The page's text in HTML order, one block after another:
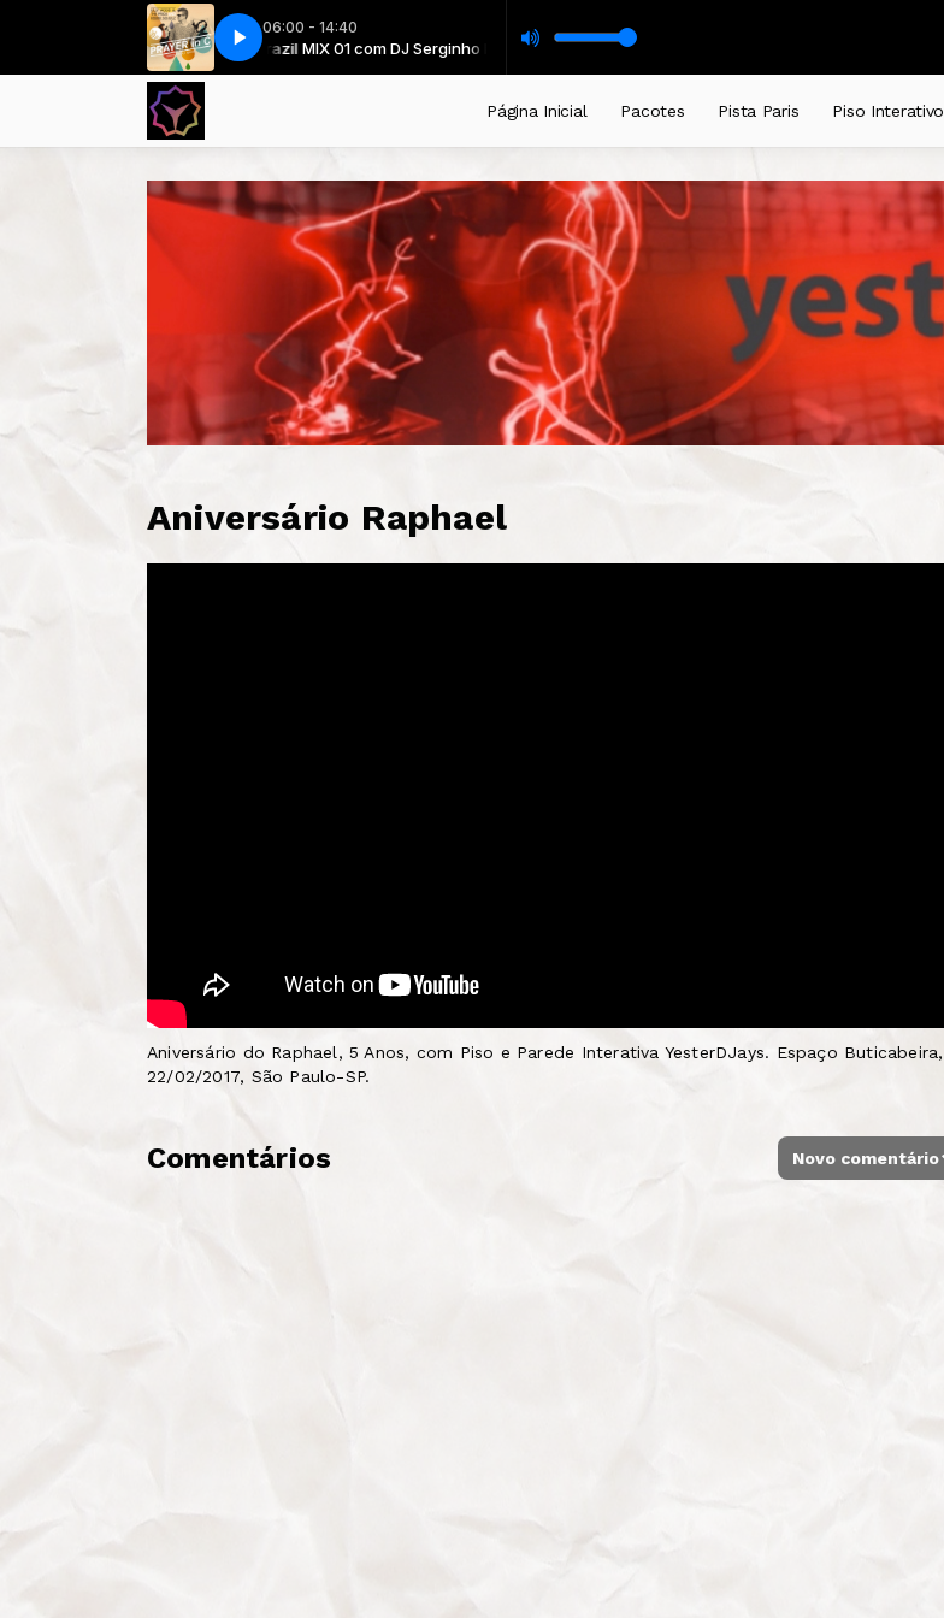
06:00 - 14:40
MIX 01 com DJ Serginho Brazil MIX 01 com DJ Serginho Brazil
- Prayer In C (Robin Schulz Remix)Lilly Wood And The Prick Robin Schulz - Prayer In C (Robin Schulz Remix)
Página Inicial Pacotes Pista Paris Piso Interativo
Aniversário Raphael
Aniversário do Raphael, 5 Anos, com Piso e Parede Interativa YesterDJays. Espaço Buticabeira,
22/02/2017, São Paulo-SP.
Comentários Novo comentário